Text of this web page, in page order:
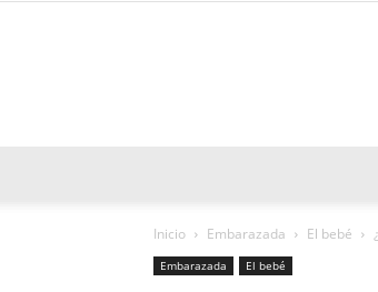
Inicio Embarazada El bebé
Embarazada El bebé